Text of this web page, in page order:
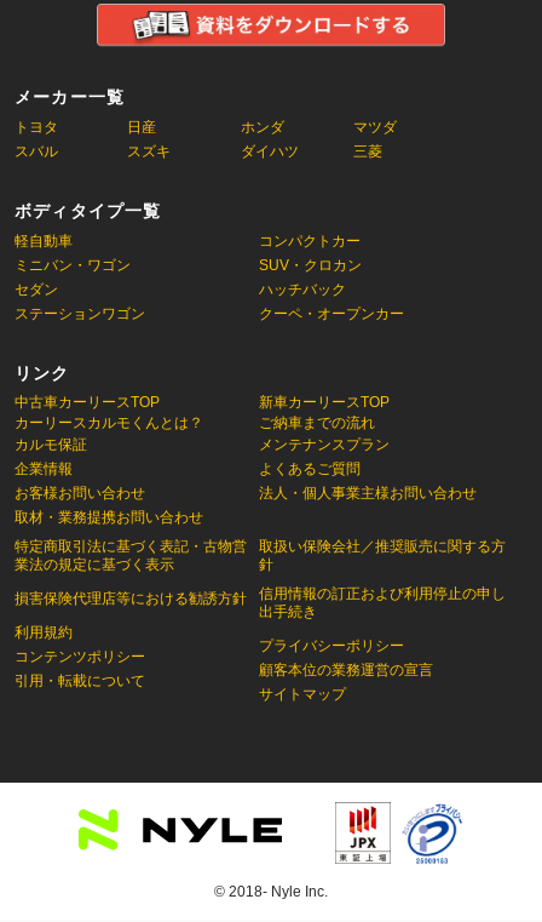
メーカー一覧
トヨタ 日産 ホンダ
マツダ
スバル
スズキ ダイハツ 三菱
ボディタイプ一覧
軽自動車
コンパクトカー
ミニバン・ワゴン
SUV・クロカン
セダン
ハッチバック
ステーションワゴン
クーペ・オープンカー
リンク
中古車カーリースTOP
カーリースカルモくんとは？
新車カーリースTOP
ご納車までの流れ
カルモ保証
企業情報
お客様お問い合わせ
取材・業務提携お問い合わせ
特定商取引法に基づく表記・古物営
業法の規定に基づく表示
損害保険代理店等における勧誘方針
利用規約
コンテンツポリシー
引用・転載について
メンテナンスプラン
よくあるご質問
法人・個人事業主様お問い合わせ
取扱い保険会社／推奨販売に関する方
針
信用情報の訂正および利用停止の申し
出手続き
プライバシーポリシー
顧客本位の業務運営の宣言
サイトマップ
© 2018- Nyle Inc.